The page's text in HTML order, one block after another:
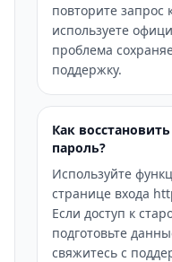
повторите запрос
используете
проблема
поддержку.
Как
пароль?
Используйте
странице входа
Если доступ к
подготовьте
свяжитесь с